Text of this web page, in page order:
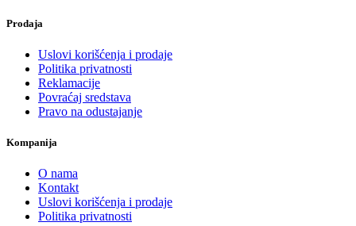
Prodaja
Uslovi korišćenja i prodaje
Politika privatnosti
Reklamacije
Povraćaj sredstava
Pravo na odustajanje
Kompanija
O nama
Kontakt
Uslovi korišćenja i prodaje
Politika privatnosti